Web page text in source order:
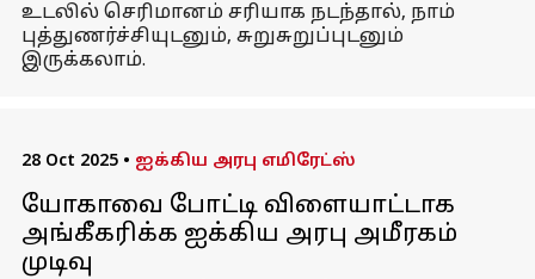
உடலில் செரிமானம் சரியாக நடந்தால், நாம்
புத்துணர்ச்சியுடனும், சுறுசுறுப்புடனும்
இருக்கலாம்.
28 Oct 2025 • ஐக்கிய அரபு எமிரேட்ஸ்
யோகாவை போட்டி விளையாட்டாக
அங்கீகரிக்க ஐக்கிய அரபு அமீரகம்
முடிவு